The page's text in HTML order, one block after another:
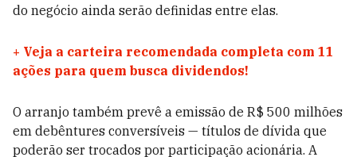
do negócio ainda serão definidas entre elas.
+ Veja a carteira recomendada completa com 11
ações para quem busca dividendos!
O arranjo também prevê a emissão de R$ 500 milhões
em debêntures conversíveis — títulos de dívida que
poderão ser trocados por participação acionária. A